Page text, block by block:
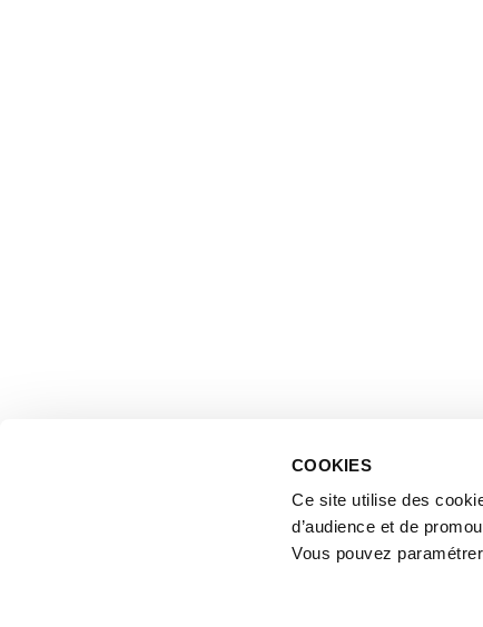
COOKIES
Ce site utilise des
d’audience et de
Vous pouvez